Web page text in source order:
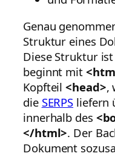
Genau
Struktur eines
Diese Struktur
beginnt mit
Kopfteil<head>,
die SERPS liefern
innerhalb des
</html>. Der
Dokument